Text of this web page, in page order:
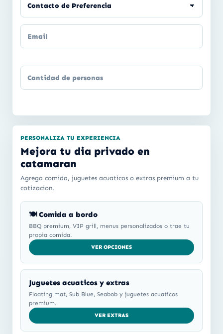
PERSONALIZA TU EXPERIENCIA
Mejora tu dia privado en
catamaran
Agrega comida, juguetes acuaticos o extras premium a tu
cotizacion.
🍽️ Comida a bordo
BBQ premium, VIP grill, menus personalizados o trae tu
propia comida.
VER OPCIONES
Juguetes acuaticos y extras
Floating mat, Sub Blue, Seabob y juguetes acuaticos
premium.
VER EXTRAS